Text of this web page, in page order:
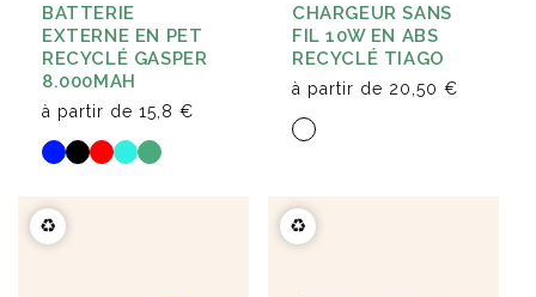
BATTERIE
EXTERNE EN PET
RECYCLÉ GASPER
8.000MAH
à partir de 15,8 €
CHARGEUR SANS
FIL 10W EN ABS
RECYCLÉ TIAGO
à partir de 20,50 €
♻️ ♻️